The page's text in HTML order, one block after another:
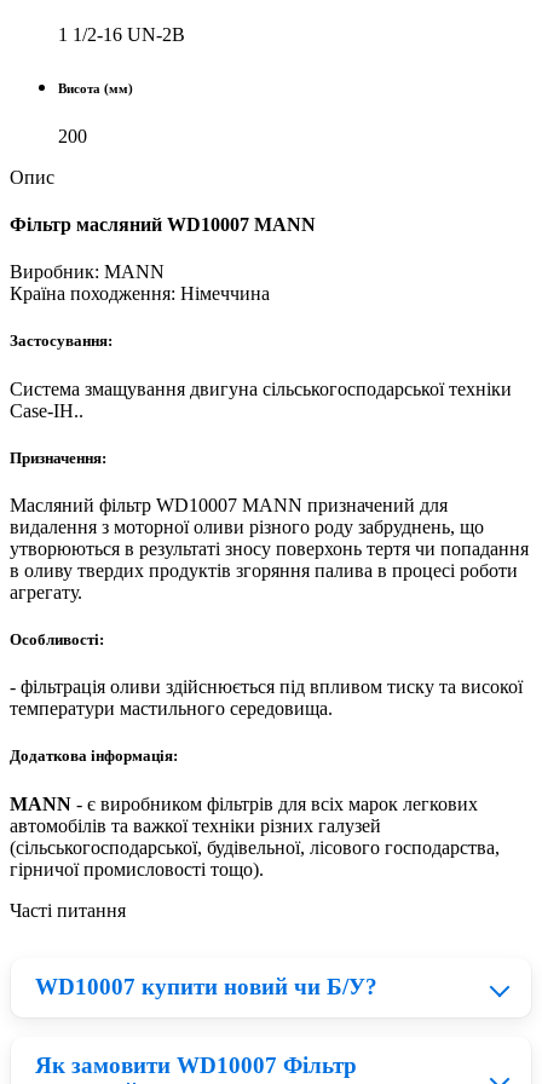
1 1/2-16 UN-2B
Висота (мм)
200
Опис
Фільтр масляний WD10007 MANN
Виробник: MANN
Країна походження: Нiмеччина
Застосування:
Система змащування двигуна сільськогосподарської техніки
Case-IH..
Призначення:
Масляний фільтр WD10007 MANN призначений для
видалення з моторної оливи різного роду забруднень, що
утворюються в результаті зносу поверхонь тертя чи попадання
в оливу твердих продуктів згоряння палива в процесі роботи
агрегату.
Особливості:
- фільтрація оливи здійснюється під впливом тиску та високої
температури мастильного середовища.
Додаткова інформація:
MANN - є виробником фільтрів для всіх марок легкових
автомобілів та важкої техніки різних галузей
(сільськогосподарської, будівельної, лісового господарства,
гірничої промисловості тощо).
Часті питання
WD10007 купити новий чи Б/У?
Нові деталі MANN приблизно на 23% дорожчі ніж
Як замовити WD10007 Фільтр